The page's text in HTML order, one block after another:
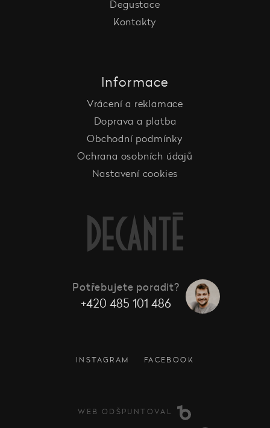
Degustace
Kontakty
Informace
Vrácení a reklamace
Doprava a platba
Obchodní podmínky
Ochrana osobních údajů
Nastavení cookies
Potřebujete poradit?
+420 485 101 486
INSTAGRAM FACEBOOK
WEB ODŠPUNTOVAL